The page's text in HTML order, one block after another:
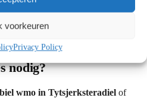
voorkeuren
Privacy Policy
Centrum Indicatiestelling Zorg
informatie vindt u bij de
nodig?
wmo in Tytsjerksteradiel of